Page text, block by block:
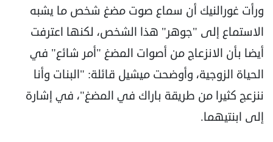
ورأت غورالنيك أن سماع صوت مضغ شخص ما يشبه
الاستماع إلى "جوهر" هذا الشخص، لكنها اعترفت
أيضا بأن الانزعاج من أصوات المضغ "أمر شائع" في
الحياة الزوجية، وأوضحت ميشيل قائلة: "البنات وأنا
ننزعج كثيرا من طريقة باراك في المضغ"، في إشارة
إلى ابنتيهما.